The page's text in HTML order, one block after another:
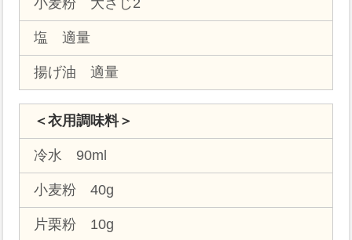
塩 適量
揚げ油 適量
＜衣用調味料＞
冷水 90ml
小麦粉 40g
片栗粉 10g